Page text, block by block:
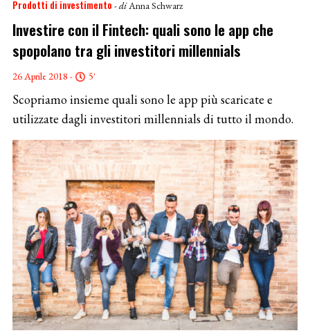
Prodotti di investimento - diAnna Schwarz
Investire con il Fintech: quali sono le app che
spopolano tra gli investitori millennials
26 Aprile 2018 - 5'
Scopriamo insieme quali sono le app più scaricate e
utilizzate dagli investitori millennials di tutto il mondo.